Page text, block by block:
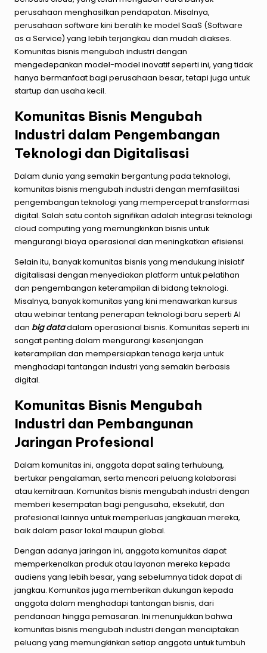
perusahaan menghasilkan pendapatan. Misalnya,
perusahaan software kini beralih ke model SaaS (Software
as a Service) yang lebih terjangkau dan mudah diakses.
Komunitas bisnis mengubah industri dengan
mengedepankan model-model inovatif seperti ini, yang tidak
hanya bermanfaat bagi perusahaan besar, tetapi juga untuk
startup dan usaha kecil.
Komunitas Bisnis Mengubah
Industri dalam Pengembangan
Teknologi dan Digitalisasi
Dalam dunia yang semakin bergantung pada teknologi,
komunitas bisnis mengubah industri dengan memfasilitasi
pengembangan teknologi yang mempercepat transformasi
digital. Salah satu contoh signifikan adalah integrasi teknologi
cloud computing yang memungkinkan bisnis untuk
mengurangi biaya operasional dan meningkatkan efisiensi.
Selain itu, banyak komunitas bisnis yang mendukung inisiatif
digitalisasi dengan menyediakan platform untuk pelatihan
dan pengembangan keterampilan di bidang teknologi.
Misalnya, banyak komunitas yang kini menawarkan kursus
atau webinar tentang penerapan teknologi baru seperti AI
dan big datadalam operasional bisnis. Komunitas seperti ini
sangat penting dalam mengurangi kesenjangan
keterampilan dan mempersiapkan tenaga kerja untuk
menghadapi tantangan industri yang semakin berbasis
digital.
Komunitas Bisnis Mengubah
Industri dan Pembangunan
Jaringan Profesional
Dalam komunitas ini, anggota dapat saling terhubung,
bertukar pengalaman, serta mencari peluang kolaborasi
atau kemitraan. Komunitas bisnis mengubah industri dengan
memberi kesempatan bagi pengusaha, eksekutif, dan
profesional lainnya untuk memperluas jangkauan mereka,
baik dalam pasar lokal maupun global.
Dengan adanya jaringan ini, anggota komunitas dapat
memperkenalkan produk atau layanan mereka kepada
audiens yang lebih besar, yang sebelumnya tidak dapat di
jangkau. Komunitas juga memberikan dukungan kepada
anggota dalam menghadapi tantangan bisnis, dari
pendanaan hingga pemasaran. Ini menunjukkan bahwa
komunitas bisnis mengubah industri dengan menciptakan
peluang yang memungkinkan setiap anggota untuk tumbuh